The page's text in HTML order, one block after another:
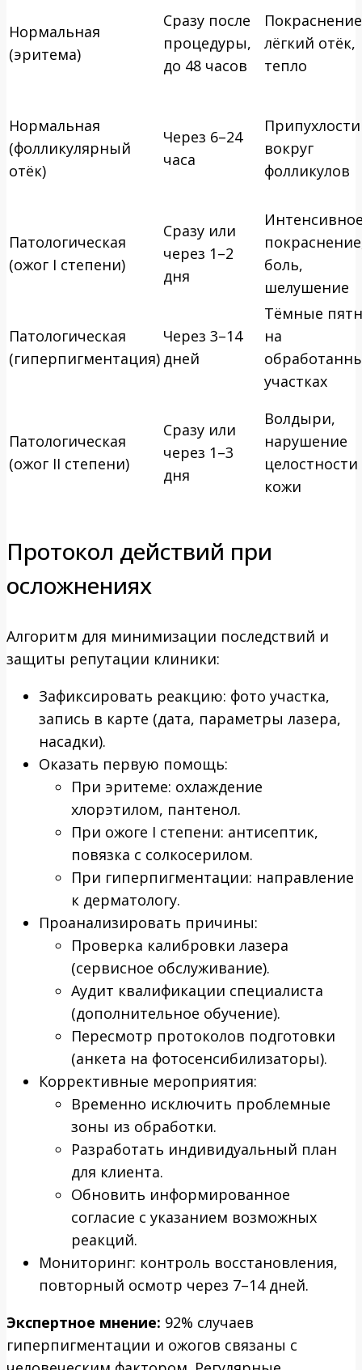
Нормальная
(эритема)
Сразу после
процедуры,
до 48 часов
лёгкий отёк,
тепло
Нормальная
(фолликулярный
отёк)
Через 6–24
часа
Припухлости
вокруг
фолликулов
Патологическая
(ожог I степени)
Сразу или
через 1–2
дня
боль,
шелушение
Патологическая
(гиперпигментация)
Через 3–14
дней
Тёмные
на
участках
Патологическая
(ожог II степени)
Сразу или
через 1–3
дня
Волдыри,
нарушение
целостности
кожи
Протокол действий при
осложнениях
Алгоритм для минимизации последствий и
защиты репутации клиники:
Зафиксировать реакцию: фото участка,
запись в карте (дата, параметры лазера,
насадки).
Оказать первую помощь:
При эритеме: охлаждение
хлорэтилом, пантенол.
При ожоге I степени: антисептик,
повязка с солкосерилом.
При гиперпигментации: направление
к дерматологу.
Проанализировать причины:
Проверка калибровки лазера
(сервисное обслуживание).
Аудит квалификации специалиста
(дополнительное обучение).
Пересмотр протоколов подготовки
(анкета на фотосенсибилизаторы).
Коррективные мероприятия:
Временно исключить проблемные
зоны из обработки.
Разработать индивидуальный план
для клиента.
Обновить информированное
согласие с указанием возможных
реакций.
Мониторинг: контроль восстановления,
повторный осмотр через 7–14 дней.
Экспертное мнение: 92% случаев
гиперпигментации и ожогов связаны с